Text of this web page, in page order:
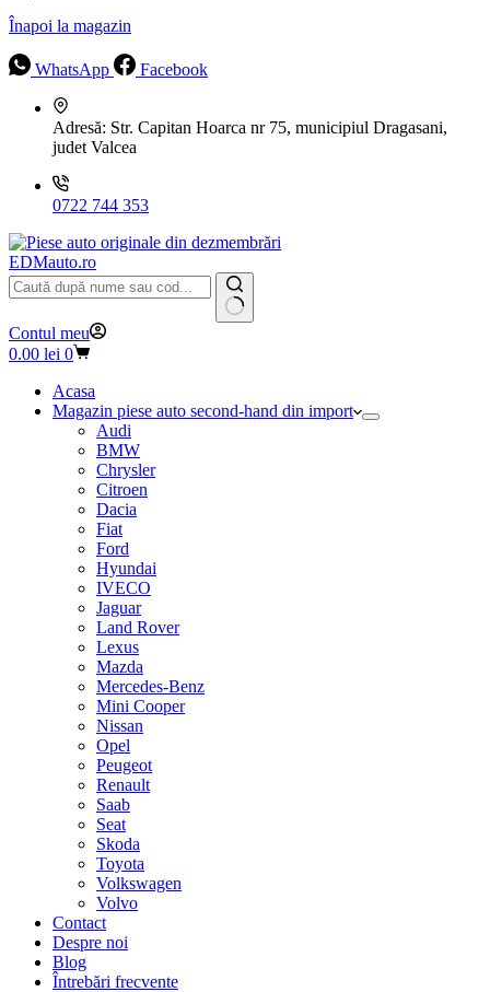
Înapoi la magazin
WhatsApp Facebook
Adresă: Str. Capitan Hoarca nr 75, municipiul Dragasani,
judet Valcea
0722 744 353
EDMauto.ro
Niciun
rezultat
Contul meu
Coș
cumpărături
0.00 lei 0
Acasa
Magazin piese auto second-hand din import
Audi
BMW
Chrysler
Citroen
Dacia
Fiat
Ford
Hyundai
IVECO
Jaguar
Land Rover
Lexus
Mazda
Mercedes-Benz
Mini Cooper
Nissan
Opel
Peugeot
Renault
Saab
Seat
Skoda
Toyota
Volkswagen
Volvo
Contact
Despre noi
Blog
Întrebări frecvente